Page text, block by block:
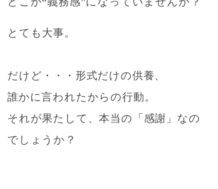
とても大事。
だけど・・・形式だけの供養、
誰かに言われたからの行動。
それが果たして、本当の「感謝」なの
でしょうか？